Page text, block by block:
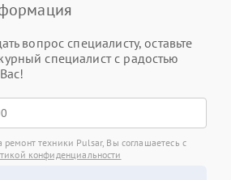
вопрос специалисту, оставьте
специалист с радостью
ремонт техники Pulsar, Вы соглашаетесь с
конфиденциальности